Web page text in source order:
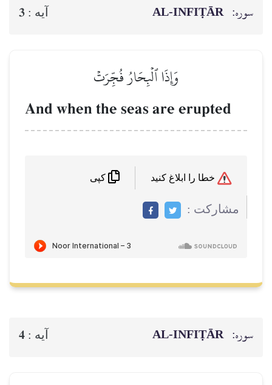
سوره: AL‑INFIṬĀR آيه : 3
وَإِذَا ٱلۡبِحَارُ فُجِّرَتۡ
And when the seas are erupted
مشاركت :
سوره: AL‑INFIṬĀR آيه : 4